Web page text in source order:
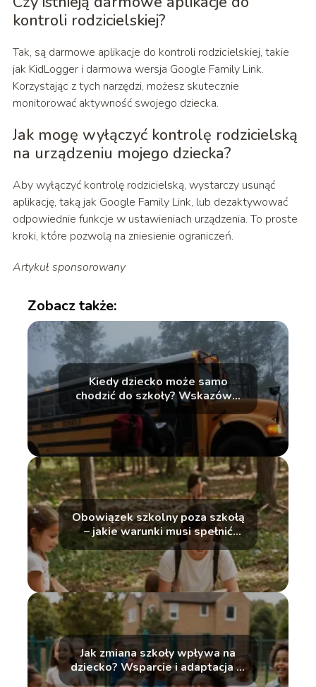
kontroli rodzicielskiej?
Tak, są darmowe aplikacje do kontroli rodzicielskiej, takie
jak KidLogger i darmowa wersja Google Family Link.
Korzystając z tych narzędzi, możesz skutecznie
monitorować aktywność swojego dziecka.
Jak mogę wyłączyć kontrolę rodzicielską
na urządzeniu mojego dziecka?
Aby wyłączyć kontrolę rodzicielską, wystarczy usunąć
aplikację, taką jak Google Family Link, lub dezaktywować
odpowiednie funkcje w ustawieniach urządzenia. To proste
kroki, które pozwolą na zniesienie ograniczeń.
Artykuł sponsorowany
Zobacz także:
Kiedy dziecko może samo
chodzić do szkoły? Wskazówki
dla rodziców
Obowiązek szkolny poza szkołą
– jakie warunki musi spełnić
dziecko?
Jak zmiana szkoły wpływa na
dziecko? Wsparcie i adaptacja w
nowym środowisku